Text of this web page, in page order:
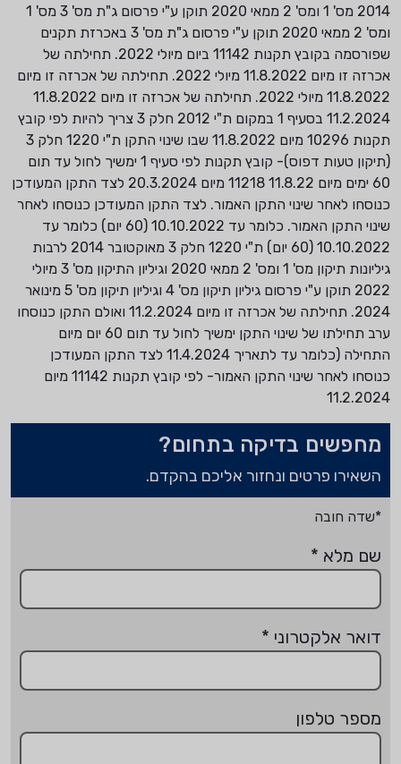
2014 מס' 1 ומס' 2 ממאי 2020 תוקן ע"י פרסום ג"ת מס' 3 מס' 1
ומס' 2 ממאי 2020 תוקן ע"י פרסום ג"ת מס' 3 באכרזת תקנים
שפורסמה בקובץ תקנות 11142 ביום מיולי 2022. תחילתה של
אכרזה זו מיום 11.8.2022 מיולי 2022. תחילתה של אכרזה זו מיום
11.8.2022 מיולי 2022. תחילתה של אכרזה זו מיום 11.8.2022
11.2.2024 בסעיף 1 במקום ת"י 2012 חלק 3 צריך להיות לפי קובץ
תקנות 10296 מיום 11.8.2022 שבו שינוי התקן ת"י 1220 חלק 3
(תיקון טעות דפוס)- קובץ תקנות לפי סעיף 1 ימשיך לחול עד תום
60 ימים מיום 11.8.22 11218 מיום 20.3.2024 לצד התקן המעודכן
כנוסחו לאחר שינוי התקן האמור. לצד התקן המעודכן כנוסחו לאחר
שינוי התקן האמור. כלומר עד 10.10.2022 (60 יום) כלומר עד
10.10.2022 (60 יום) ת"י 1220 חלק 3 מאוקטובר 2014 לרבות
גיליונות תיקון מס' 1 ומס' 2 ממאי 2020 וגיליון התיקון מס' 3 מיולי
2022 תוקן ע"י פרסום גיליון תיקון מס' 4 וגיליון תיקון מס' 5 מינואר
2024. תחילתה של אכרזה זו מיום 11.2.2024 ואולם התקן כנוסחו
ערב תחילתו של שינוי התקן ימשיך לחול עד תום 60 יום מיום
התחילה (כלומר עד לתאריך 11.4.2024 לצד התקן המעודכן
כנוסחו לאחר שינוי התקן האמור- לפי קובץ תקנות 11142 מיום
11.2.2024
מחפשים בדיקה בתחום?
השאירו פרטים ונחזור אליכם בהקדם.
*שדה חובה
שם מלא *
דואר אלקטרוני *
מספר טלפון